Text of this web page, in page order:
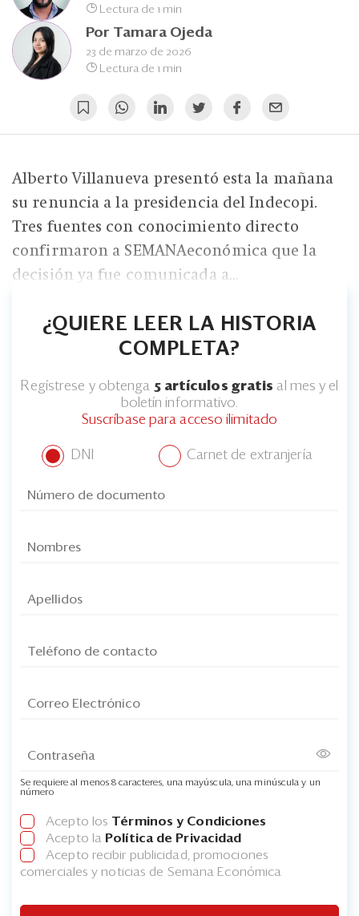
Por Tamara Ojeda
23 de marzo de 2026
Lectura de 1 min
Lectura de 1 min
Alberto Villanueva presentó esta la mañana
su renuncia a la presidencia del Indecopi.
Tres fuentes con conocimiento directo
confirmaron a SEMANAeconómica que la
decisión ya fue comunicada a...
¿QUIERE LEER LA HISTORIA
COMPLETA?
Regístrese y obtenga 5 artículos gratis al mes y el
boletín informativo.
Suscríbase para acceso ilimitado
DNI Carnet de extranjería
Se requiere al menos 8 caracteres, una mayúscula, una minúscula y un
número
Acepto los Términos y Condiciones
Acepto la Política de Privacidad
Acepto recibir publicidad, promociones
comerciales y noticias de Semana Económica